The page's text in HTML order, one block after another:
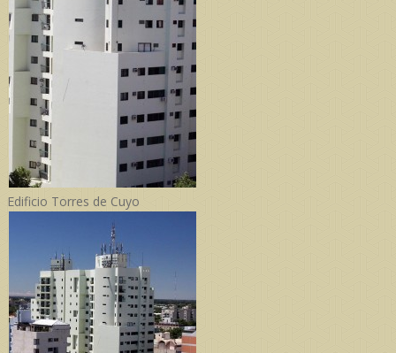
Edificio Torres de Cuyo